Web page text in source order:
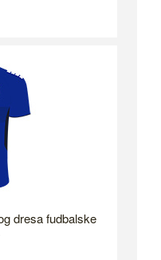
dresa fudbalske